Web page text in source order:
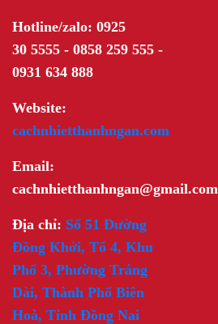
Hotline/zalo: 0925
30 5555 - 0858 259 555 -
0931 634 888
Website:
cachnhietthanhngan.com
Email:
cachnhietthanhngan@gmail.com
Địa chỉ: Số 51 Đường
Đồng Khởi, Tổ 4, Khu
Phố 3, Phường Trảng
Dài, Thành Phố Biên
Hoà, Tỉnh Đồng Nai